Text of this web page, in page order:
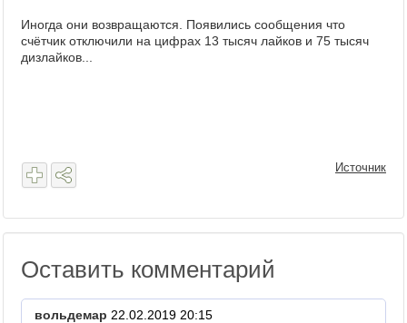
Иногда они возвращаются. Появились сообщения что
счётчик отключили на цифрах 13 тысяч лайков и 75 тысяч
дизлайков...
Источник
Оставить комментарий
вольдемар 22.02.2019 20:15